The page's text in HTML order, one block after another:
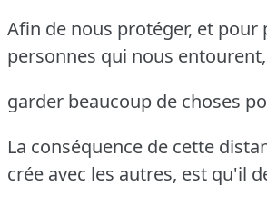
Afin de nous protéger, et pour
personnes qui nous
garder beaucoup de choses
La conséquence de cette
crée avec les autres, est qu'il